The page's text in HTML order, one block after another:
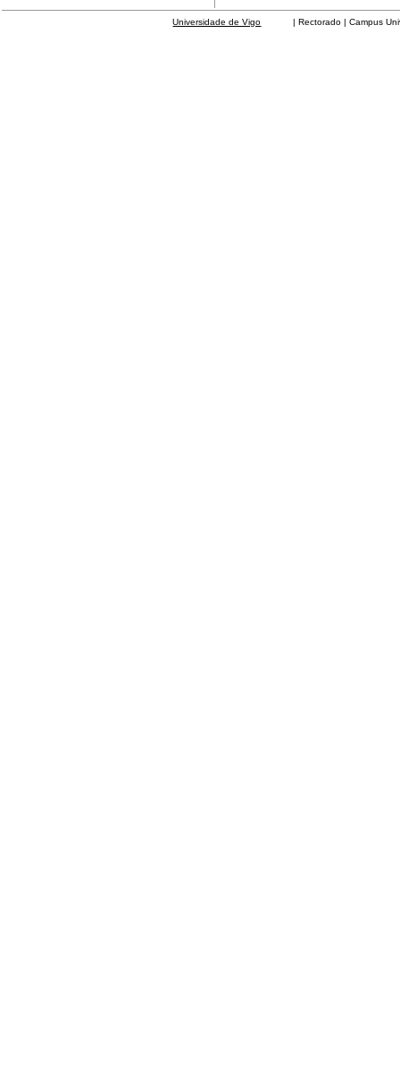
Universidade de Vigo | Rectorado | Campus